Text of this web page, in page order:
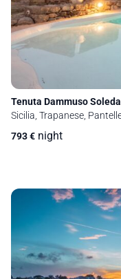
Tenuta Dammuso
Sicilia, Trapanese,
793€ night